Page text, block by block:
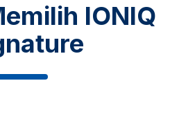
IONIQ